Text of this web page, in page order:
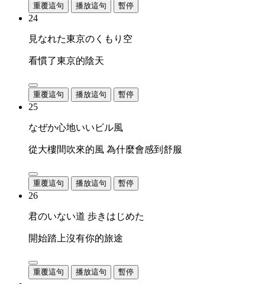
重覆這句 播放這句 暫停
24
見なれた東京のくもり空
看慣了東京的陰天
重覆這句 播放這句 暫停
25
なぜか心地いいビル風
從大樓間吹來的風 為什麼會感到舒服
重覆這句 播放這句 暫停
26
君のいない道 歩きはじめた
開始踏上沒有你的旅途
重覆這句 播放這句 暫停